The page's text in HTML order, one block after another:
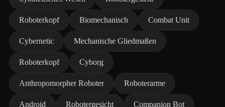
Roboterkopf Biomechanisch Combat Unit
Cybernetic Mechanische Gliedmaßen
Roboterkopf Cyborg
Anthropomorpher Roboter Roboterarme
Android Robotergesicht Companion Bot